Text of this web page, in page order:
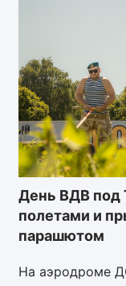
День ВДВ под
полетами и
парашютом
На аэродроме